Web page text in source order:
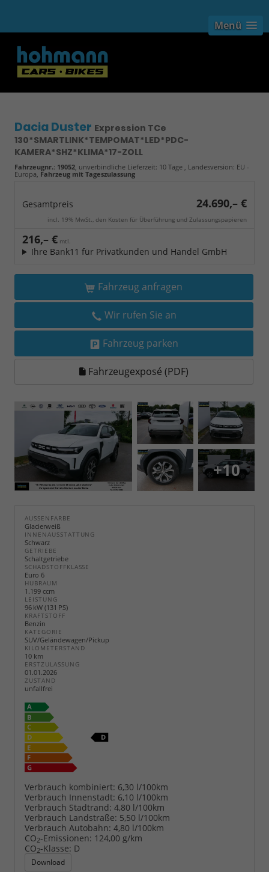
Menü
Dacia Duster Expression TCe
130*SMARTLINK*TEMPOMAT*LED*PDC-
KAMERA*SHZ*KLIMA*17-ZOLL
Fahrzeugnr.: 19052, unverbindliche Lieferzeit: 10 Tage , Landesversion: EU -
Europa, Fahrzeug mit Tageszulassung
Gesamtpreis 24.690,– €
incl. 19% MwSt., den Kosten für Überführung und Zulassungspapieren
216,– € mtl.
Ihre Bank11 für Privatkunden und Handel GmbH
Fahrzeug anfragen
Wir rufen Sie an
Fahrzeug parken
Fahrzeugexposé (PDF)
+10
AUSSENFARBE
Glacierweiß
INNENAUSSTATTUNG
Schwarz
GETRIEBE
Schaltgetriebe
SCHADSTOFFKLASSE
Euro 6
HUBRAUM
1.199 ccm
LEISTUNG
96 kW (131 PS)
KRAFTSTOFF
Benzin
KATEGORIE
SUV/Geländewagen/Pickup
KILOMETERSTAND
10 km
ERSTZULASSUNG
01.01.2026
ZUSTAND
unfallfrei
Verbrauch kombiniert: 6,30 l/100km
Verbrauch Innenstadt: 6,10 l/100km
Verbrauch Stadtrand: 4,80 l/100km
Verbrauch Landstraße: 5,50 l/100km
Verbrauch Autobahn: 4,80 l/100km
CO2-Emissionen: 124,00 g/km
CO2-Klasse: D
Download